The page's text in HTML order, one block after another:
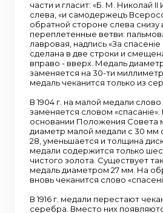
части и гласит: «Б. М. Николай
слева, «и самодержецъ
обратной стороне слева снизу
переплетенные ветви:
лавровая, надпись «За
сделана в две строки и
вправо - вверх. Медаль
заменяется на 30-ти
медаль чеканится только из
В 1904 г. на малой медали слово
заменяется словом «спасанiе». В
основании Положения Совета
диаметр малой медали с 30 мм
28, уменьшается и толщина
медали содержится только
чистого золота. Существует
медаль диаметром 27 мм. На
вновь чеканится слово
В 1916 г. медали перестают
серебра. Вместо них